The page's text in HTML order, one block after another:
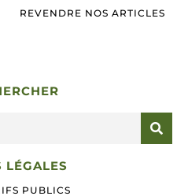
REVENDRE NOS ARTICLES
LÉGALES
PUBLICS